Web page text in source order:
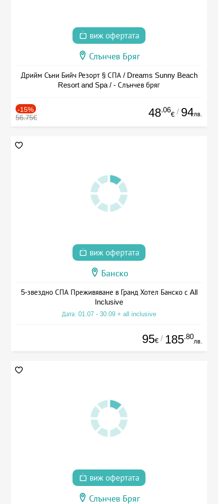
виж офертата
Слънчев Бряг
Дрийм Съни Бийч Резорт § СПА / Dreams Sunny Beach
Resort and Spa / - Слънчев бряг
-15%
56.75€ 48.06
€ / 94лв.
виж офертата
Банско
5-звездно СПА Преживяване в Гранд Хотел Банско с All
Inclusive
Дата: 01.07 - 30.09 + all inclusive
95€ / 185.80
лв.
виж офертата
Слънчев Бряг